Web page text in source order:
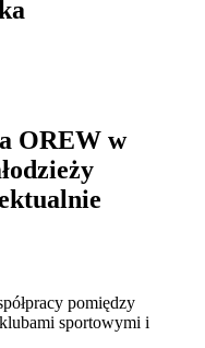
OREW w
pomiędzy
sportowymi i